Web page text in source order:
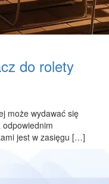
do rolety
może wydawać się
jest w zasięgu […]